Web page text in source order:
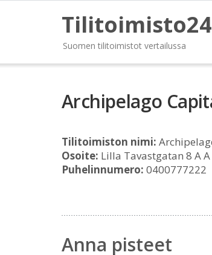
Tilitoimisto24
Suomen tilitoimistot vertailussa
Archipelago
Tilitoimiston nimi:
Osoite: Lilla Tavastgatan 8 A
Puhelinnumero: 0400777222
Anna pisteet